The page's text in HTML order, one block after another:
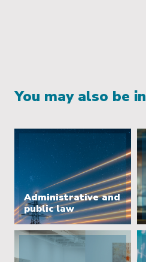
You may also be
Administrative and
public law